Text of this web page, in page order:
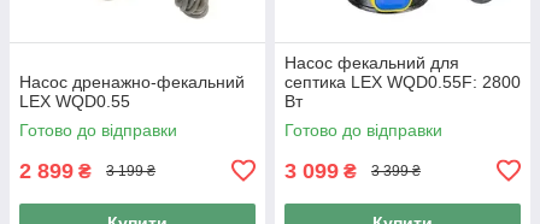
Насос дренажно-фекальний
LEX WQD0.55
Готово до відправки
2 899 ₴ 3 199 ₴
Насос фекальний для
септика LEX WQD0.55F: 2800
Вт
Готово до відправки
3 099 ₴ 3 399 ₴